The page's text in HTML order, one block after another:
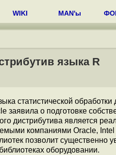
WIKI MAN'ы
языка R
статистической обработки
заявила о подготовке
дистрибутива является
компаниями Oracle, Intel
позволит существенно
оборудовании.